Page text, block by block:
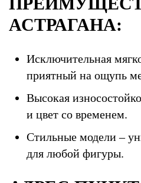
АСТРАГАНА:
Исключительная
приятный на ощупь
Высокая
и цвет со временем.
Стильные модели –
для любой фигуры.